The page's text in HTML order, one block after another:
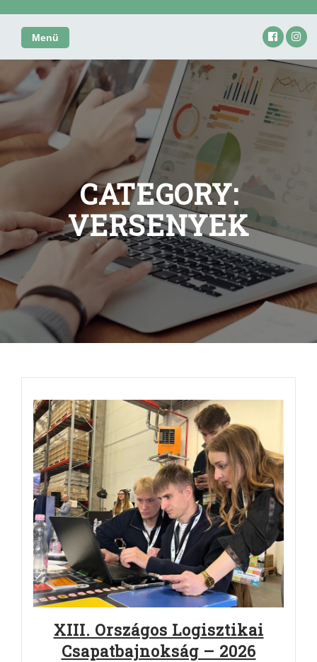
contentMenü
CATEGORY:
VERSENYEK
XIII. Országos Logisztikai
Csapatbajnokság – 2026